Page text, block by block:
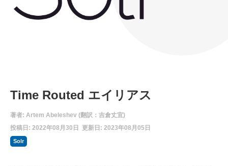
Time Routed エイリアス
著者: Artem Abeleshev (翻訳：吉倉丈宜)
投稿日: 2022年08月30日 更新日: 2023年08月05日
Solr